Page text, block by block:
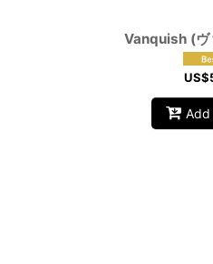
Vanquish (ヴ
US$
Add